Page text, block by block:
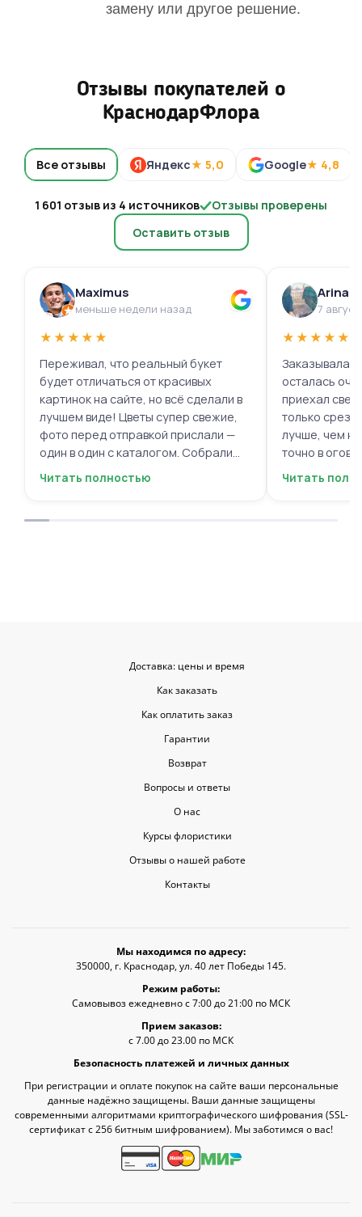
замену или другое решение.
Отзывы покупателей о
КраснодарФлора
Все отзывы Яндекс★ 5,0 Google★ 4,8
1 601 отзыв из 4 источников
Отзывы проверены
Оставить отзыв
Maximus
меньше недели назад
★★★★★
Переживал, что реальный букет
будет отличаться от красивых
картинок на сайте, но всё сделали в
лучшем виде! Цветы супер свежие,
фото перед отправкой прислали —
один в один с каталогом. Собрали
быстро, курьер не подвёл. Мужской
Читать полностью
Arina
7
★★★★★
Заказывала
осталась очень
приехал
только
лучше, чем
точно в
вежливый,
Читать
Доставка: цены и время
Как заказать
Как оплатить заказ
Гарантии
Возврат
Вопросы и ответы
О нас
Курсы флористики
Отзывы о нашей работе
Контакты
Мы находимся по адресу:
350000, г. Краснодар, ул. 40 лет Победы 145.
Режим работы:
Самовывоз ежедневно с 7:00 до 21:00 по МСК
Прием заказов:
с 7.00 до 23.00 по МСК
Безопасность платежей и личных данных
При регистрации и оплате покупок на сайте ваши персональные
данные надёжно защищены. Ваши данные защищены
современными алгоритмами криптографического шифрования (SSL-
сертификат c 256 битным шифрованием). Мы заботимся о вас!